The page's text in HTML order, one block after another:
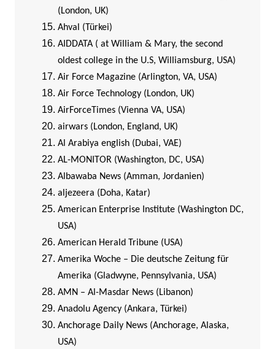
(London, UK)
Ahval (Türkei)
AIDDATA ( at William & Mary, the second
oldest college in the U.S, Williamsburg, USA)
Air Force Magazine (Arlington, VA, USA)
Air Force Technology (London, UK)
AirForceTimes (Vienna VA, USA)
airwars (London, England, UK)
Al Arabiya english (Dubai, VAE)
AL-MONITOR (Washington, DC, USA)
Albawaba News (Amman, Jordanien)
aljezeera (Doha, Katar)
American Enterprise Institute (Washington DC,
USA)
American Herald Tribune (USA)
Amerika Woche – Die deutsche Zeitung für
Amerika (Gladwyne, Pennsylvania, USA)
AMN – Al-Masdar News (Libanon)
Anadolu Agency (Ankara, Türkei)
Anchorage Daily News (Anchorage, Alaska,
USA)